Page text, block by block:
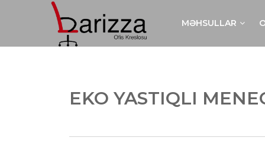
MƏHSULLAR
EKO YASTIQLI